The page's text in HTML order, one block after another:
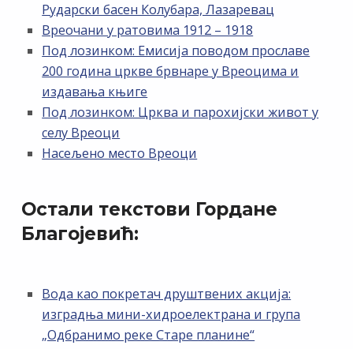
Рударски басен Колубара, Лазаревац
Вреочани у ратовима 1912 – 1918
Под лозинком: Емисија поводом прославе
200 година цркве брвнаре у Вреоцима и
издавања књиге
Под лозинком: Црква и парохијски живот у
селу Вреоци
Насељено место Вреоци
Остали текстови Гордане
Благојевић:
Вода као покретач друштвених акција:
изградња мини-хидроелектрана и група
„Одбранимо реке Старе планине“